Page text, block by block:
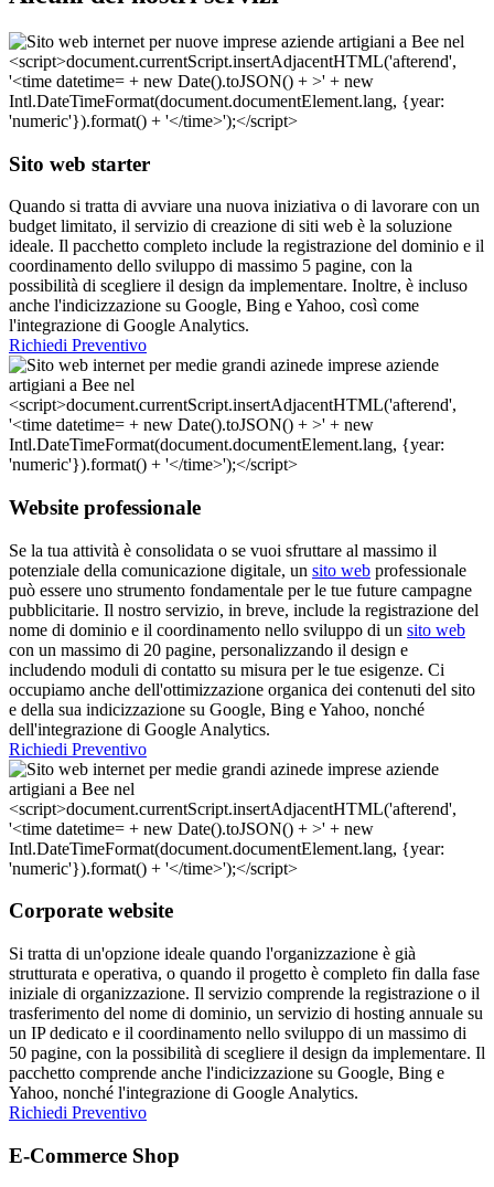
Sito web starter
Quando si tratta di avviare una nuova iniziativa o di lavorare con un
budget limitato, il servizio di creazione di siti web è la soluzione
ideale. Il pacchetto completo include la registrazione del dominio e il
coordinamento dello sviluppo di massimo 5 pagine, con la
possibilità di scegliere il design da implementare. Inoltre, è incluso
anche l'indicizzazione su Google, Bing e Yahoo, così come
l'integrazione di Google Analytics.
Richiedi Preventivo
Website professionale
Se la tua attività è consolidata o se vuoi sfruttare al massimo il
potenziale della comunicazione digitale, un sito web professionale
può essere uno strumento fondamentale per le tue future campagne
pubblicitarie. Il nostro servizio, in breve, include la registrazione del
nome di dominio e il coordinamento nello sviluppo di un sito web
con un massimo di 20 pagine, personalizzando il design e
includendo moduli di contatto su misura per le tue esigenze. Ci
occupiamo anche dell'ottimizzazione organica dei contenuti del sito
e della sua indicizzazione su Google, Bing e Yahoo, nonché
dell'integrazione di Google Analytics.
Richiedi Preventivo
Corporate website
Si tratta di un'opzione ideale quando l'organizzazione è già
strutturata e operativa, o quando il progetto è completo fin dalla fase
iniziale di organizzazione. Il servizio comprende la registrazione o il
trasferimento del nome di dominio, un servizio di hosting annuale su
un IP dedicato e il coordinamento nello sviluppo di un massimo di
50 pagine, con la possibilità di scegliere il design da implementare. Il
pacchetto comprende anche l'indicizzazione su Google, Bing e
Yahoo, nonché l'integrazione di Google Analytics.
Richiedi Preventivo
E-Commerce Shop